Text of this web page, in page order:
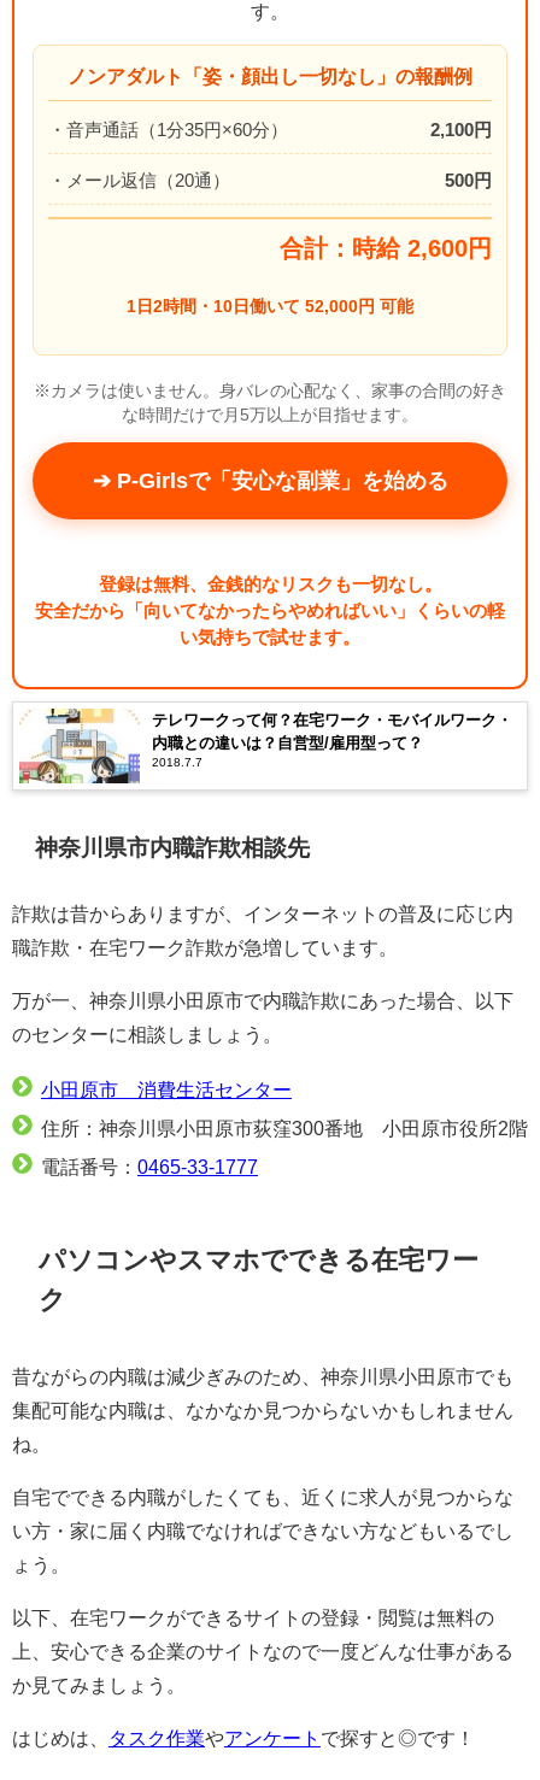
す。
ノンアダルト「姿・顔出し一切なし」の報酬例
・音声通話（1分35円×60分） 2,100円
・メール返信（20通） 500円
合計：時給 2,600円
1日2時間・10日働いて 52,000円 可能
※カメラは使いません。身バレの心配なく、家事の合間の好き
な時間だけで月5万以上が目指せます。
➔ P-Girlsで「安心な副業」を始める
登録は無料、金銭的なリスクも一切なし。
安全だから「向いてなかったらやめればいい」くらいの軽
い気持ちで試せます。
テレワークって何？在宅ワーク・モバイルワーク・
内職との違いは？自営型/雇用型って？
2018.7.7
神奈川県市内職詐欺相談先
詐欺は昔からありますが、インターネットの普及に応じ内
職詐欺・在宅ワーク詐欺が急増しています。
万が一、神奈川県小田原市で内職詐欺にあった場合、以下
のセンターに相談しましょう。
小田原市 消費生活センター
住所：神奈川県小田原市荻窪300番地 小田原市役所2階
電話番号： 0465-33-1777
パソコンやスマホでできる在宅ワー
ク
昔ながらの内職は減少ぎみのため、神奈川県小田原市でも
集配可能な内職は、なかなか見つからないかもしれません
ね。
自宅でできる内職がしたくても、近くに求人が見つからな
い方・家に届く内職でなければできない方などもいるでし
ょう。
以下、在宅ワークができるサイトの登録・閲覧は無料の
上、安心できる企業のサイトなので一度どんな仕事がある
か見てみましょう。
はじめは、 タスク作業やアンケート で探すと◎です！